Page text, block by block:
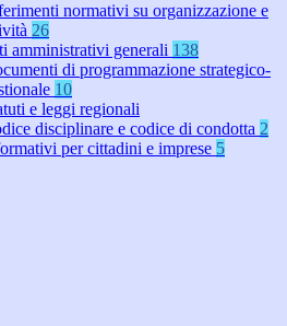
normativi su organizzazione e
26
amministrativi generali 138
di programmazione strategico-
10
e leggi regionali
disciplinare e codice di condotta 2
per cittadini e imprese 5